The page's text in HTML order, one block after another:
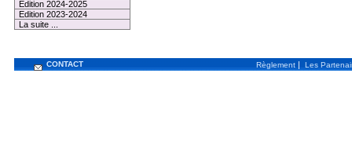
Edition 2024-2025
Edition 2023-2024
La suite ...
CONTACT Règlement | Les